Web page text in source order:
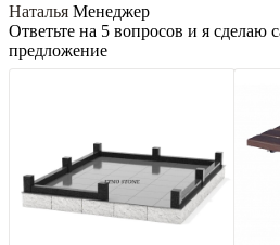
Наталья Менеджер
Ответьте на 5 вопросов и я сделаю
предложение